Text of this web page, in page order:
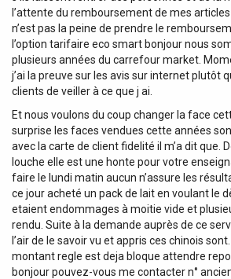
l’attente du remboursement de mes articles
n’est pas la peine de prendre le
l’option tarifaire eco smart bonjour nous
plusieurs années du carrefour market.
j’ai la preuve sur les avis sur internet plutôt
clients de veiller à ce que j ai.
Et nous voulons du coup changer la face
surprise les faces vendues cette années
avec la carte de client fidelité il m’a dit que.
louche elle est une honte pour votre
faire le lundi matin aucun n’assure les
ce jour acheté un pack de lait en voulant le
etaient endommages à moitie vide et
rendu. Suite à la demande auprès de ce
l’air de le savoir vu et appris ces chinois
montant regle est deja bloque attendre
bonjour pouvez-vous me contacter n°